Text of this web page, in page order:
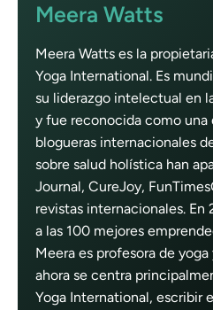
Meera Watts
Meera Watts es la
Yoga International. Es
su liderazgo intelectual en
y fue reconocida como una
blogueras internacionales
sobre salud holística han
Journal, CureJoy,
revistas internacionales.
a las 100 mejores
Meera es profesora de
ahora se centra
Yoga International, escribir